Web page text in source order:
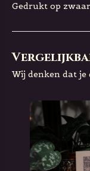
Gedrukt op
Wij denken dat